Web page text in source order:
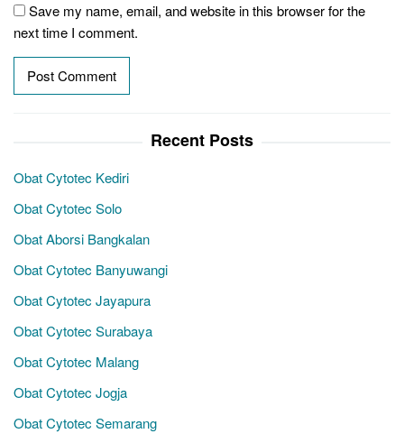
Save my name, email, and website in this browser for the
next time I comment.
Recent Posts
Obat Cytotec Kediri
Obat Cytotec Solo
Obat Aborsi Bangkalan
Obat Cytotec Banyuwangi
Obat Cytotec Jayapura
Obat Cytotec Surabaya
Obat Cytotec Malang
Obat Cytotec Jogja
Obat Cytotec Semarang